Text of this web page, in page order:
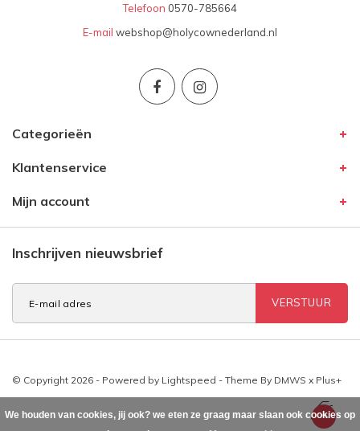
Telefoon 0570-785664
E-mail webshop@holycownederland.nl
Categorieën
Klantenservice
Mijn account
Inschrijven nieuwsbrief
VERSTUUR
© Copyright 2026 - Powered by Lightspeed - Theme By DMWS x Plus+
We houden van cookies, jij ook? we eten ze graag maar slaan ook cookies op